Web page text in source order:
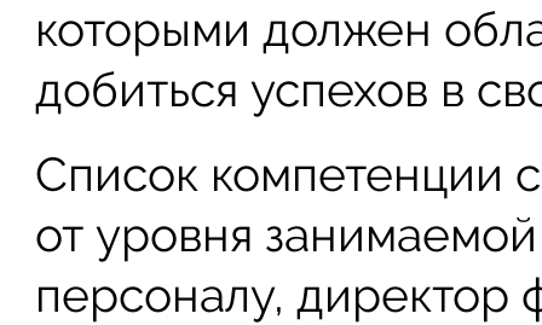
которыми должен
добиться успехов в
Список компетенции
от уровня
персоналу, директор